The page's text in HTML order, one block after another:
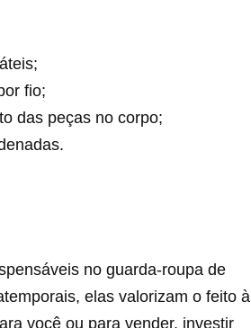
fio;
das peças no corpo;
no guarda-roupa de
elas valorizam o feito à
você ou para vender, investir